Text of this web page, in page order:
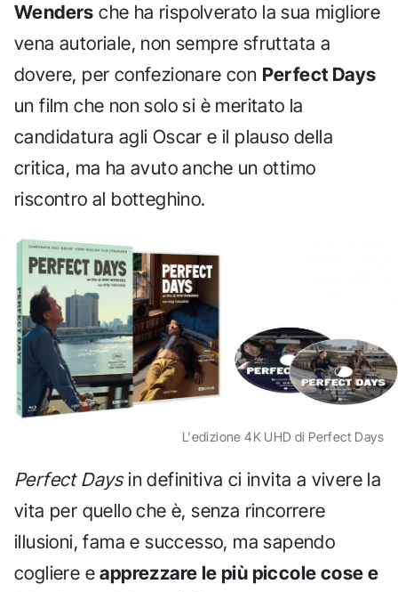
Wenders che ha rispolverato la sua migliore
vena autoriale, non sempre sfruttata a
dovere, per confezionare con Perfect Days
un film che non solo si è meritato la
candidatura agli Oscar e il plauso della
critica, ma ha avuto anche un ottimo
riscontro al botteghino.
L'edizione 4K UHD di Perfect Days
Perfect Daysin definitiva ci invita a vivere la
vita per quello che è, senza rincorrere
illusioni, fama e successo, ma sapendo
cogliere eapprezzare le più piccole cose e